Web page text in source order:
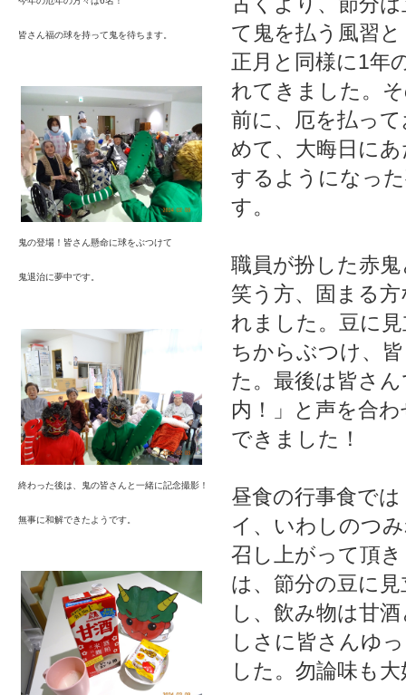
皆さん福の球を持って鬼を待ちます。
鬼の登場！皆さん懸命に球をぶつけて
鬼退治に夢中です。
終わった後は、鬼の皆さんと一緒に記念撮影！
無事に和解できたようです。
て鬼を払う風習
正月と同様に1年
れてきました。
前に、厄を払っ
めて、大晦日に
するようになっ
す。
職員が扮した赤
笑う方、固まる
れました。豆に
ちからぶつけ、
た。最後は皆さ
内！」と声を合
できました！
昼食の行事食で
イ、いわしのつ
召し上がって頂
は、節分の豆に
し、飲み物は甘
しさに皆さんゆ
した。勿論味も